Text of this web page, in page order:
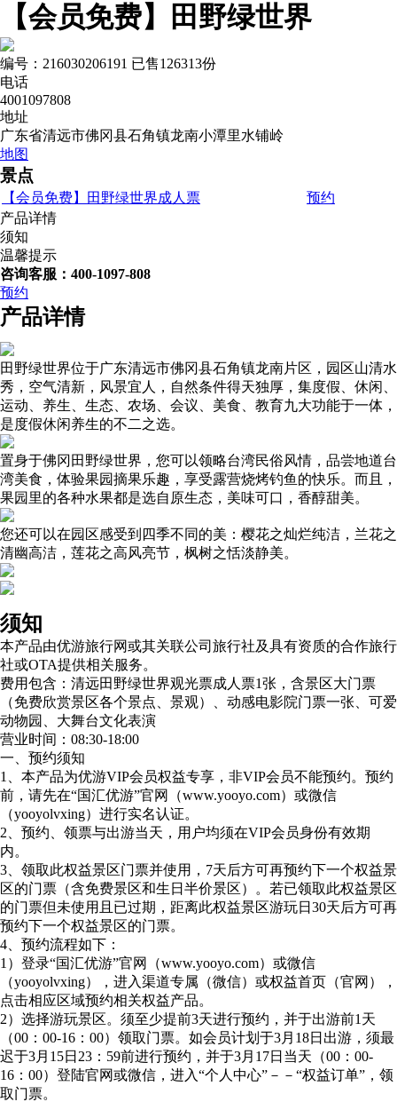
【会员免费】田野绿世界
编号：216030206191 已售126313份
电话
4001097808
地址
广东省清远市佛冈县石角镇龙南小潭里水铺岭
地图
景点
【会员免费】田野绿世界成人票
预约
产品详情
须知
温馨提示
咨询客服：400-1097-808
预约
产品详情
田野绿世界位于广东清远市佛冈县石角镇龙南片区，园区山清水
秀，空气清新，风景宜人，自然条件得天独厚，集度假、休闲、
运动、养生、生态、农场、会议、美食、教育九大功能于一体，
是度假休闲养生的不二之选。
置身于佛冈田野绿世界，您可以领略台湾民俗风情，品尝地道台
湾美食，体验果园摘果乐趣，享受露营烧烤钓鱼的快乐。而且，
果园里的各种水果都是选自原生态，美味可口，香醇甜美。
您还可以在园区感受到四季不同的美：樱花之灿烂纯洁，兰花之
清幽高洁，莲花之高风亮节，枫树之恬淡静美。
须知
本产品由优游旅行网或其关联公司旅行社及具有资质的合作旅行
社或OTA提供相关服务。
费用包含：清远田野绿世界观光票成人票1张，含景区大门票
（免费欣赏景区各个景点、景观）、动感电影院门票一张、可爱
动物园、大舞台文化表演
营业时间：08:30-18:00
一、预约须知
1、本产品为优游VIP会员权益专享，非VIP会员不能预约。预约
前，请先在“国汇优游”官网（www.yooyo.com）或微信
（yooyolvxing）进行实名认证。
2、预约、领票与出游当天，用户均须在VIP会员身份有效期
内。
3、领取此权益景区门票并使用，7天后方可再预约下一个权益景
区的门票（含免费景区和生日半价景区）。若已领取此权益景区
的门票但未使用且已过期，距离此权益景区游玩日30天后方可再
预约下一个权益景区的门票。
4、预约流程如下：
1）登录“国汇优游”官网（www.yooyo.com）或微信
（yooyolvxing），进入渠道专属（微信）或权益首页（官网），
点击相应区域预约相关权益产品。
2）选择游玩景区。须至少提前3天进行预约，并于出游前1天
（00：00-16：00）领取门票。如会员计划于3月18日出游，须最
迟于3月15日23：59前进行预约，并于3月17日当天（00：00-
16：00）登陆官网或微信，进入“个人中心”－－“权益订单”，领
取门票。